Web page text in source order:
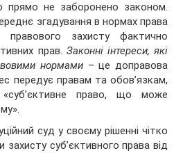
прямо не заборонено законом.
згадування в нормах права
правового захисту фактично
прав. Законні інтереси, які
нормами – це доправова
передує правам та обов’язкам,
право, що може
суд у своєму рішенні чітко
суб’єктивного права від